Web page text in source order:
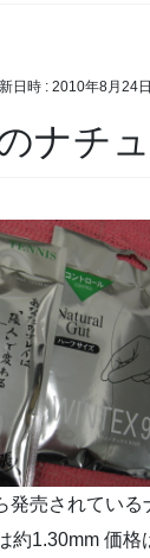
日時 : 2010年8月24日
ナチ
発売されている
約1.30mm 価格